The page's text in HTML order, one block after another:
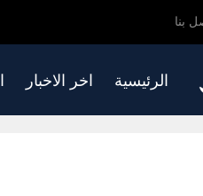
بنا
الرئيسية اخر الاخبار